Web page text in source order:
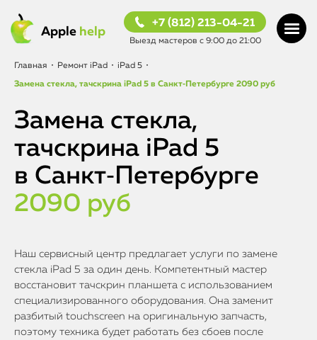
Apple help
+7 (812) 213-04-21
Выезд мастеров с 9:00 до 21:00
Главная • Ремонт iPad • iPad 5 •
Замена стекла, тачскрина iPad 5 в Санкт‑Петербурге 2090 руб
Замена стекла,
тачскрина iPad 5
в Санкт‑Петербурге
2090 руб
Наш сервисный центр предлагает услуги по замене
стекла iPad 5 за один день. Компетентный мастер
восстановит тачскрин планшета с использованием
специализированного оборудования. Она заменит
разбитый touchscreen на оригинальную запчасть,
поэтому техника будет работать без сбоев после